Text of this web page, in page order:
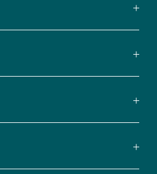
comerciales
personalizadas
parte
Redoute.